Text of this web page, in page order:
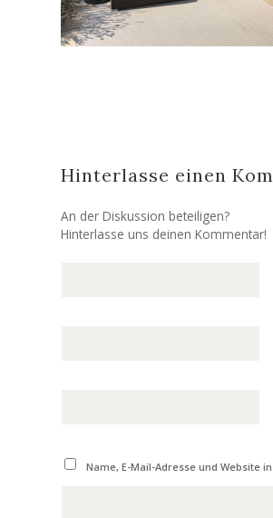
Hinterlasse einen
An der Diskussion beteiligen?
Hinterlasse uns deinen Kommentar!
Name, E-Mail-Adresse und Website